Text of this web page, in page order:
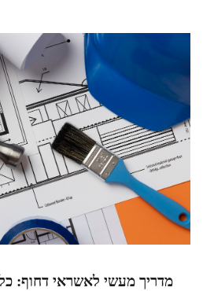
מדריך מעשי לאשראי דחוף: